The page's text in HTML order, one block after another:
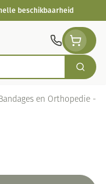
beschikbaarheid
Zoek
en Orthopedie -